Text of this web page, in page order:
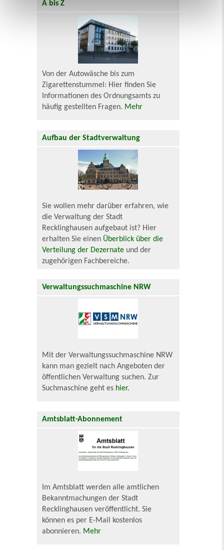
A bis Z
Von der Autowäsche bis zum
Zigarettenstummel: Hier finden Sie
Informationen des Ordnungsamts zu
häufig gestellten Fragen. Mehr
Aufbau der Stadtverwaltung
Sie wollen mehr darüber erfahren, wie
die Verwaltung der Stadt
Recklinghausen aufgebaut ist? Hier
erhalten Sie einen Überblick über die
Verteilung der Dezernate und der
zugehörigen Fachbereiche.
Verwaltungssuchmaschine NRW
Mit der Verwaltungssuchmaschine NRW
kann man gezielt nach Angeboten der
öffentlichen Verwaltung suchen. Zur
Suchmaschine geht es hier.
Amtsblatt-Abonnement
Im Amtsblatt werden alle amtlichen
Bekanntmachungen der Stadt
Recklinghausen veröffentlicht. Sie
können es per E-Mail kostenlos
abonnieren. Mehr